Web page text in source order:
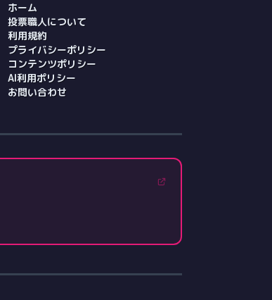
ホーム
投票職人について
利用規約
プライバシーポリシー
コンテンツポリシー
AI利用ポリシー
お問い合わせ